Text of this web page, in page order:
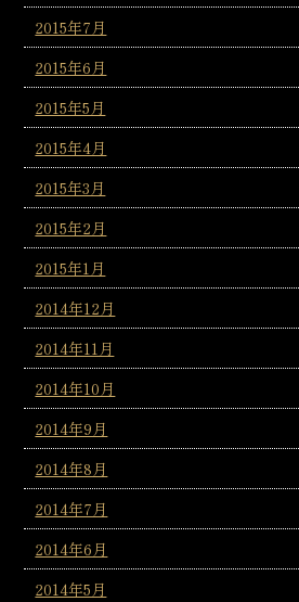
2015年7月
2015年6月
2015年5月
2015年4月
2015年3月
2015年2月
2015年1月
2014年12月
2014年11月
2014年10月
2014年9月
2014年8月
2014年7月
2014年6月
2014年5月